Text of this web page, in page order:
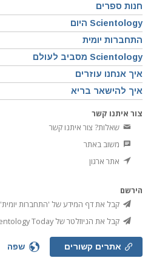
חנות ספרים
Scientology היום
התחברות יומית
Scientology מסביב לעולם
איך אנחנו עוזרים
איך להישאר בריא
צור איתנו קשר
שאלות? צור איתנו קשר
משוב באתר
אתר ארגון
הירשם
קבל את דף המידע של 'התחברות יומית'
קבל את הניוזלטר של Scientology Today
אתרים קשורים שפה